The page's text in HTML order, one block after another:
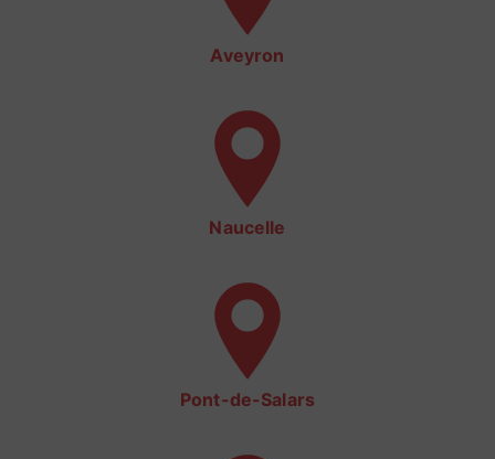
Aveyron
Naucelle
Pont-de-Salars